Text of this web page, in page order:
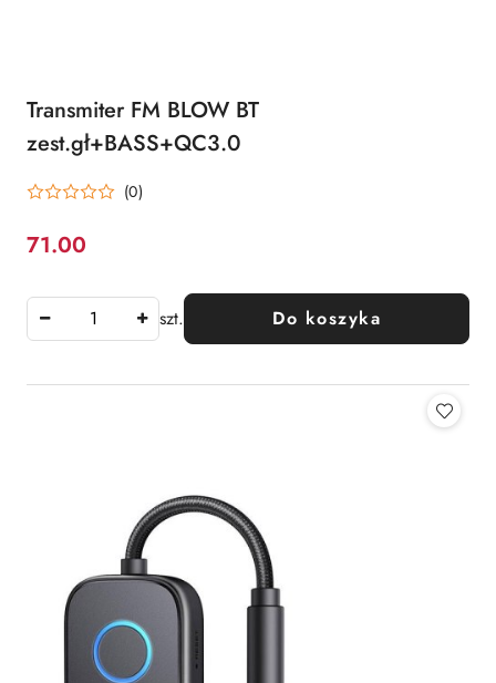
Transmiter FM BLOW BT
zest.gł+BASS+QC3.0
(0)
Cena:
71.00
szt. Do koszyka